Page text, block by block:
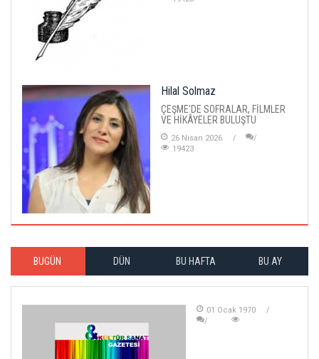
Hilal Solmaz
ÇEŞME'DE SOFRALAR, FİLMLER
VE HİKÂYELER BULUŞTU
26 Nisan 2026
19423
BUGÜN DÜN BU HAFTA BU AY
01 Ocak 1970